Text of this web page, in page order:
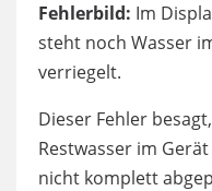
Fehlerbild: Im
steht noch Wasser
verriegelt.
Dieser Fehler
Restwasser im
nicht komplett